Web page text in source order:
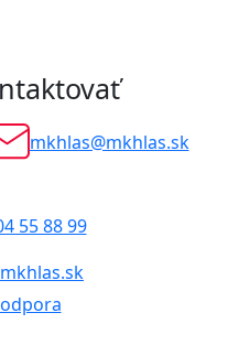
mkhlas@mkhlas.sk
55 88 99